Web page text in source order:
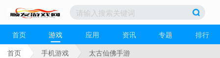
首页 游戏 应用 资讯 专题
排行
首页
手机游戏 太古仙佛手游